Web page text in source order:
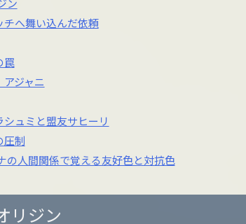
ン
チへ舞い込んだ依頼
罠
ジャニ
ュミと盟友サヒーリ
圧制
の人間関係で覚える友好色と対抗色
リジン